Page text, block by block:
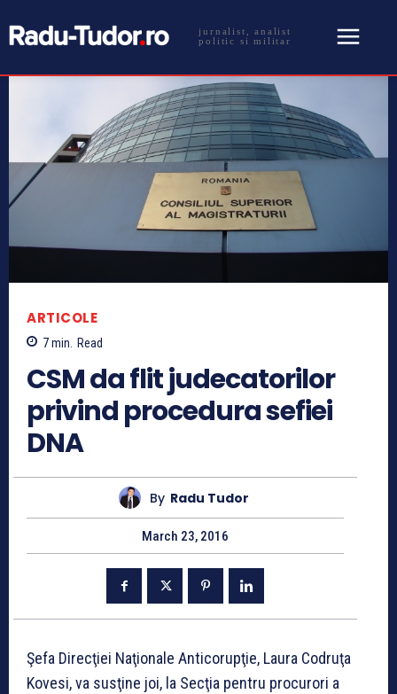
jurnalist, analist
politic si militar
ARTICOLE
7min. Read
CSM da flit judecatorilor
privind procedura sefiei
DNA
By Radu Tudor
March 23, 2016
Şefa Direcţiei Naţionale Anticorupţie, Laura Codruţa
Kovesi, va susţine joi, la Secţia pentru procurori a